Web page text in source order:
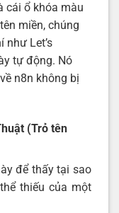
cái ổ khóa màu
miền, chúng
như Let’s
tự động. Nó
n8n không bị
(Trỏ tên
để thấy tại sao
thiếu của một